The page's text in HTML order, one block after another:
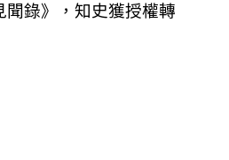
錄》，知史獲授權轉